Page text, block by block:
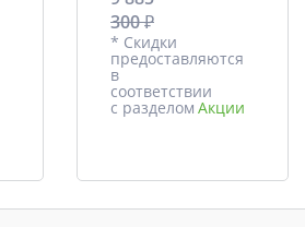
300 ₽
* Скидки
предоставляются
в
соответствии
с разделом Акции